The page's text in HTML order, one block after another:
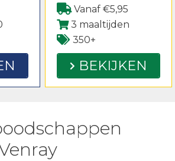
Vanaf €5,95
3 maaltijden
350+
BEKIJKEN